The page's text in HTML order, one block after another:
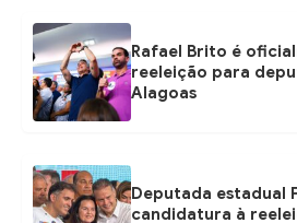
Rafael Brito é
reeleição para
Alagoas
Deputada estadual
candidatura à